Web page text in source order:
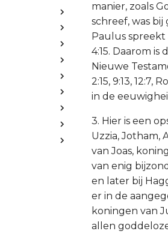
manier, zoals
schreef, was
Paulus spreekt
4:15. Daarom
Nieuwe
2:15, 9:13,
in de
3. Hier is een
Uzzia, Jotham,
van Joas,
van enig
en later bij
er in de
koningen van
allen